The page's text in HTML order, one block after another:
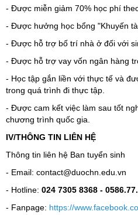
- Được miễn giảm 70% học phí
- Được hưởng học bổng "Khuyến
- Được hỗ trợ bố trí nhà ở đối với
- Được hỗ trợ vay vốn ngân hàng
- Học tập gắn liền với thực tế và
trong quá trình đi thực tập.
- Được cam kết việc làm sau tốt
chương trình quốc gia.
IV/THÔNG TIN LIÊN HỆ
Thông tin liên hệ Ban tuyển sinh
- Email: contact@duochn.edu.vn
- Hotline: 024 7305 8368 -
- Fanpage: https://